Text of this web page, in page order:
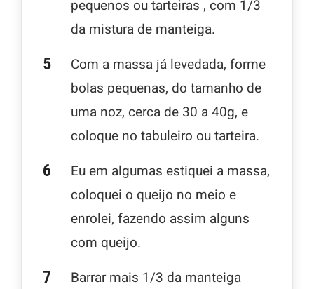
pequenos ou tarteiras , com 1/3
da mistura de manteiga.
Com a massa já levedada, forme
bolas pequenas, do tamanho de
uma noz, cerca de 30 a 40g, e
coloque no tabuleiro ou tarteira.
Eu em algumas estiquei a massa,
coloquei o queijo no meio e
enrolei, fazendo assim alguns
com queijo.
Barrar mais 1/3 da manteiga